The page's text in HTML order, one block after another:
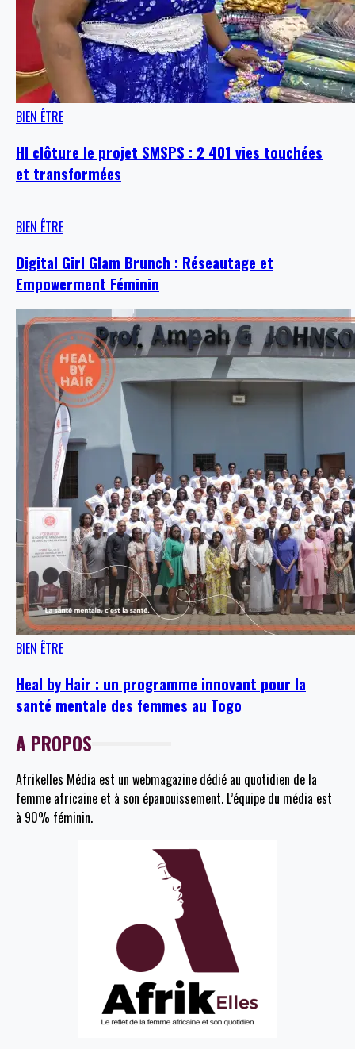
BIEN ÊTRE
HI clôture le projet SMSPS : 2 401 vies touchées
et transformées
BIEN ÊTRE
Digital Girl Glam Brunch : Réseautage et
Empowerment Féminin
BIEN ÊTRE
Heal by Hair : un programme innovant pour la
santé mentale des femmes au Togo
A PROPOS
Afrikelles Média est un webmagazine dédié au quotidien de la
femme africaine et à son épanouissement. L’équipe du média est
à 90% féminin.